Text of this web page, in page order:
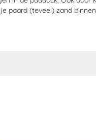
paard (teveel) zand